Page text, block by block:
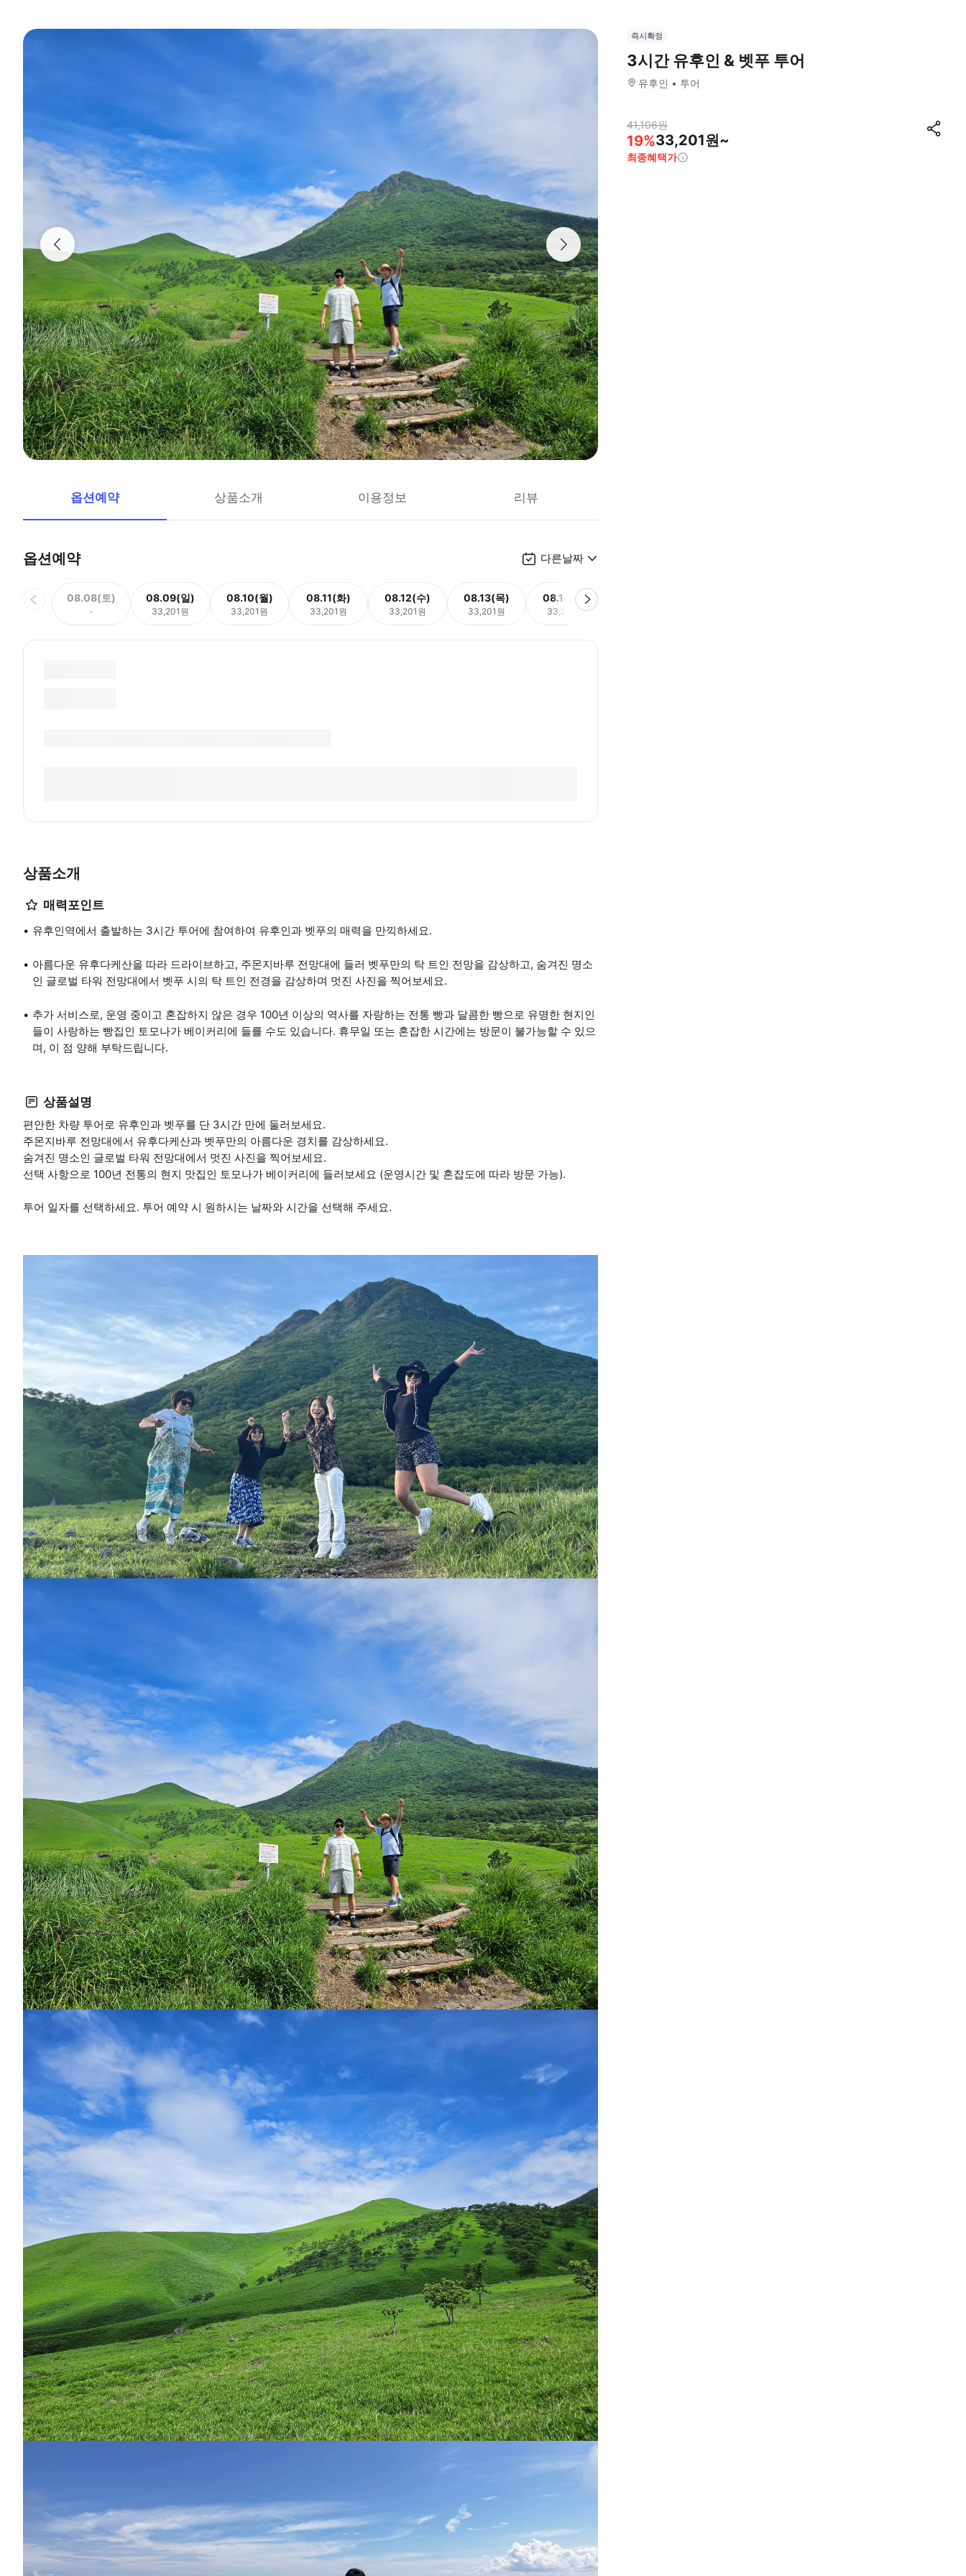
옵션예약 상품소개 이용정보 리뷰
옵션예약 다른날짜
08.08(토)
-
08.09(일)
33,201원
08.10(월)
33,201원
08.11(화)
33,201원
08.12(수)
33,201원
08.13(목)
33,201원
08.14(금)
33,201원
상품소개
매력포인트
유후인역에서 출발하는 3시간 투어에 참여하여 유후인과 벳푸의 매력을 만끽하세요.
아름다운 유후다케산을 따라 드라이브하고, 주몬지바루 전망대에 들러 벳푸만의 탁 트인 전망을 감상하고, 숨겨진 명소
인 글로벌 타워 전망대에서 벳푸 시의 탁 트인 전경을 감상하며 멋진 사진을 찍어보세요.
추가 서비스로, 운영 중이고 혼잡하지 않은 경우 100년 이상의 역사를 자랑하는 전통 빵과 달콤한 빵으로 유명한 현지인
들이 사랑하는 빵집인 토모나가 베이커리에 들를 수도 있습니다. 휴무일 또는 혼잡한 시간에는 방문이 불가능할 수 있으
며, 이 점 양해 부탁드립니다.
상품설명
편안한 차량 투어로 유후인과 벳푸를 단 3시간 만에 둘러보세요.
주몬지바루 전망대에서 유후다케산과 벳푸만의 아름다운 경치를 감상하세요.
숨겨진 명소인 글로벌 타워 전망대에서 멋진 사진을 찍어보세요.
선택 사항으로 100년 전통의 현지 맛집인 토모나가 베이커리에 들러보세요 (운영시간 및 혼잡도에 따라 방문 가능).
투어 일자를 선택하세요. 투어 예약 시 원하시는 날짜와 시간을 선택해 주세요.
즉시확정
3시간 유후인 & 벳푸 투어
유후인 투어
41,106원
19%33,201원~
최종혜택가